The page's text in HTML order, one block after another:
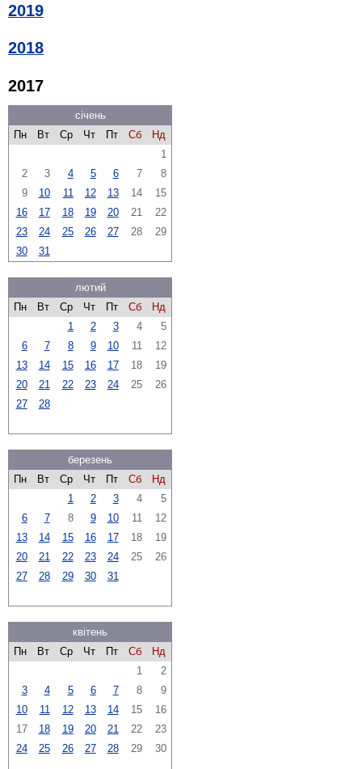
2019
2018
2017
січень
Пн
Вт Ср Чт Пт Сб
Нд
1
2
3 4 5 6 7
8
9
10 11 12 13 14
15
16
17 18 19 20 21
22
23
24 25 26 27 28
29
30
31
лютий
Пн
Вт Ср Чт Пт Сб
Нд
1
2 3 4
5
6
7 8 9 10 11
12
13
14 15 16 17 18
19
20
21 22 23 24 25
26
27
28
березень
Пн
Вт Ср Чт Пт Сб
Нд
1
2 3 4
5
6
7 8 9 10 11
12
13
14 15 16 17 18
19
20
21 22 23 24 25
26
27
28 29 30 31
квітень
Пн
Вт Ср Чт Пт Сб
Нд
1
2
3
4 5 6 7 8
9
10
11 12 13 14 15
16
17
18 19 20 21 22
23
24
25 26 27 28 29 30